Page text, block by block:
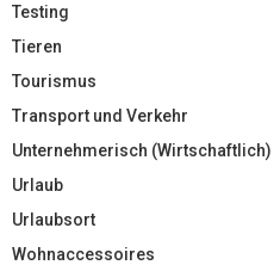
Testing
Tieren
Tourismus
Transport und Verkehr
Unternehmerisch (Wirtschaftlich)
Urlaub
Urlaubsort
Wohnaccessoires